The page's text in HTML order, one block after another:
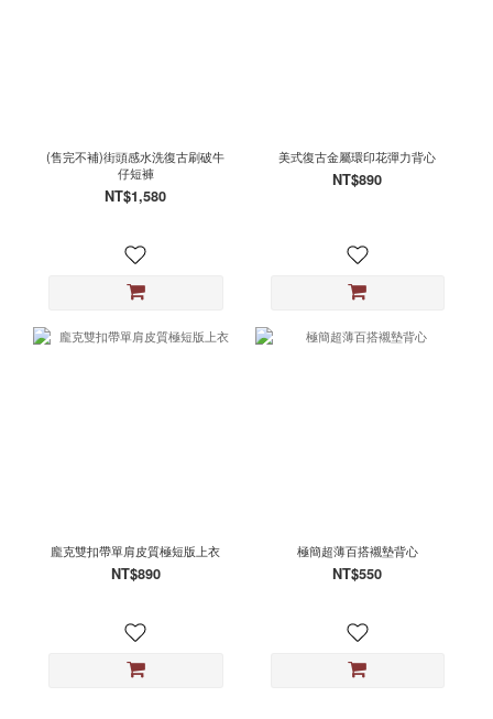
(售完不補)街頭感水洗復古刷破牛
仔短褲
NT$1,580
美式復古金屬環印花彈力背心
NT$890
龐克雙扣帶單肩皮質極短版上衣
NT$890
極簡超薄百搭襯墊背心
NT$550